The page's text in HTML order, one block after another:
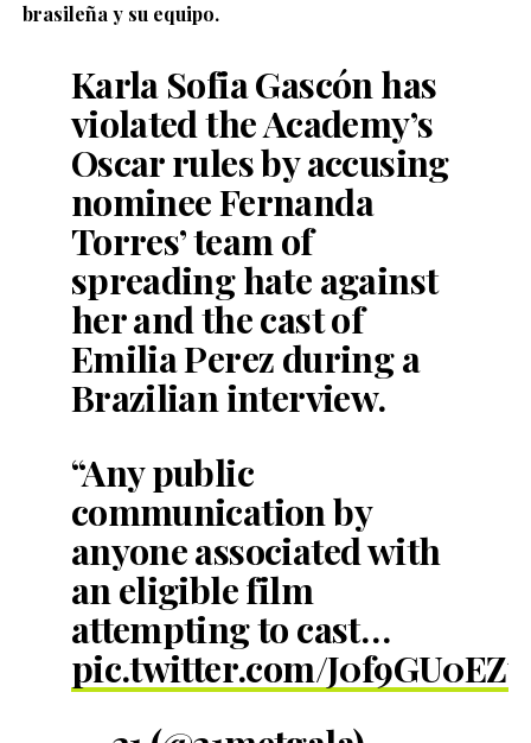
brasileña y su equipo.
Karla Sofia Gascón has
violated the Academy’s
Oscar rules by accusing
nominee Fernanda
Torres’ team of
spreading hate against
her and the cast of
Emilia Perez during a
Brazilian interview.
“Any public
communication by
anyone associated with
an eligible film
attempting to cast…
pic.twitter.com/J0f9GU0EZu